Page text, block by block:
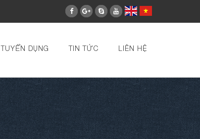
TUYỂN DỤNG TIN TỨC LIÊN HỆ